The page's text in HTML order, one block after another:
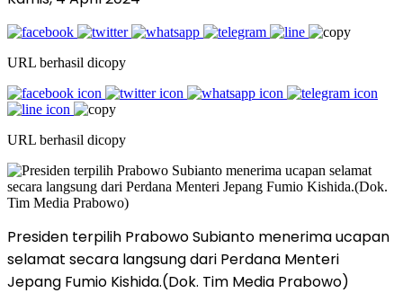
URL berhasil dicopy
URL berhasil dicopy
Presiden terpilih Prabowo Subianto menerima ucapan
selamat secara langsung dari Perdana Menteri
Jepang Fumio Kishida.(Dok. Tim Media Prabowo)